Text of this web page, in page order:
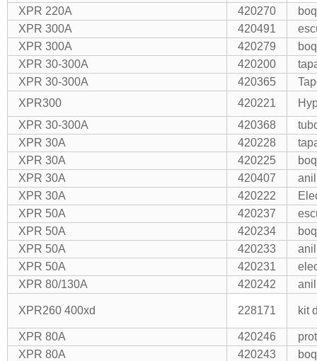
XPR 220A
420270
XPR 300A
420491
XPR 300A
420279
XPR 30-300A
420200
XPR 30-300A
420365
XPR300
420221
XPR 30-300A
420368
XPR 30A
420228
XPR 30A
420225
XPR 30A
420407
XPR 30A
420222
XPR 50A
420237
XPR 50A
420234
XPR 50A
420233
XPR 50A
420231
XPR 80/130A
420242
XPR260 400xd 228171 kit
XPR 80A 420246
XPR 80A
420243